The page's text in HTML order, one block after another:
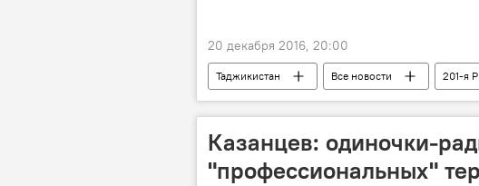
20 декабря 2016, 20:00
Таджикистан Все новости 201-я
Казанцев: одиночки-
"профессиональных"